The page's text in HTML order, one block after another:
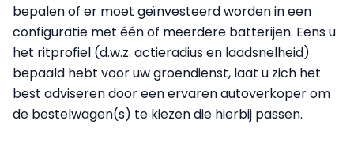
bepalen of er moet geïnvesteerd worden in een
configuratie met één of meerdere batterijen. Eens u
het ritprofiel (d.w.z. actieradius en laadsnelheid)
bepaald hebt voor uw groendienst, laat u zich het
best adviseren door een ervaren autoverkoper om
de bestelwagen(s) te kiezen die hierbij passen.